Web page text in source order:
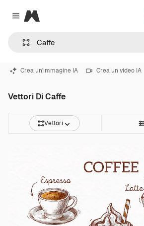
Close menu
Magnific
Crea un'immagine IA Crea un video IA
Vettori Di Caffe
Vettori